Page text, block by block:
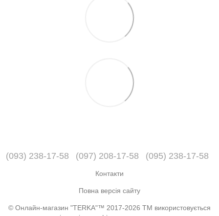
(093) 238-17-58 (097) 208-17-58 (095) 238-17-58
Контакти
Повна версія сайту
© Онлайн-магазин "TERKA"™ 2017-2026 ТМ використовується